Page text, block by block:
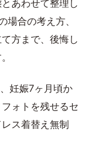
あわせて整理し
場合の考え方、
方まで、後悔し
妊娠7ヶ月頃か
ォトを残せるセ
ス着替え無制